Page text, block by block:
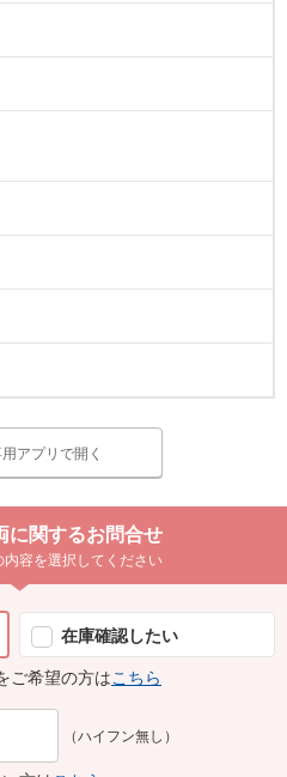
アプリで開く
に関するお問合せ
内容を選択してください
在庫確認したい
ご希望の方はこちら
（ハイフン無し）